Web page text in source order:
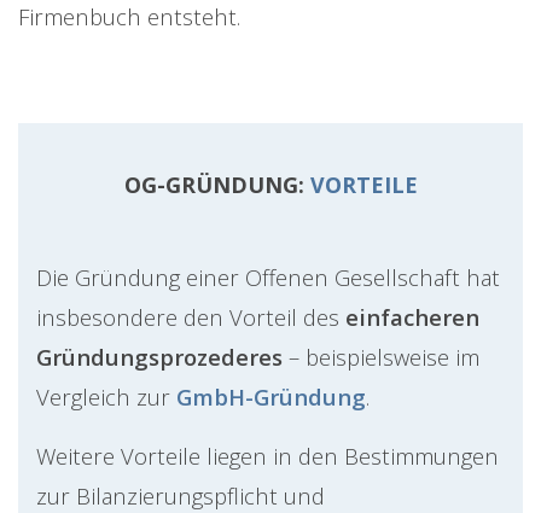
Firmenbuch entsteht.
OG-GRÜNDUNG: VORTEILE
Die Gründung einer Offenen Gesellschaft hat
insbesondere den Vorteil des einfacheren
Gründungsprozederes – beispielsweise im
Vergleich zur GmbH-Gründung.
Weitere Vorteile liegen in den Bestimmungen
zur Bilanzierungspflicht und